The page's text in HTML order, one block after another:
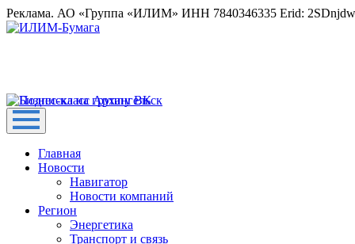
Реклама. АО «Группа «ИЛИМ» ИНН 7840346335 Erid:
Главная
Новости
Навигатор
Новости компаний
Регион
Энергетика
Транспорт и связь